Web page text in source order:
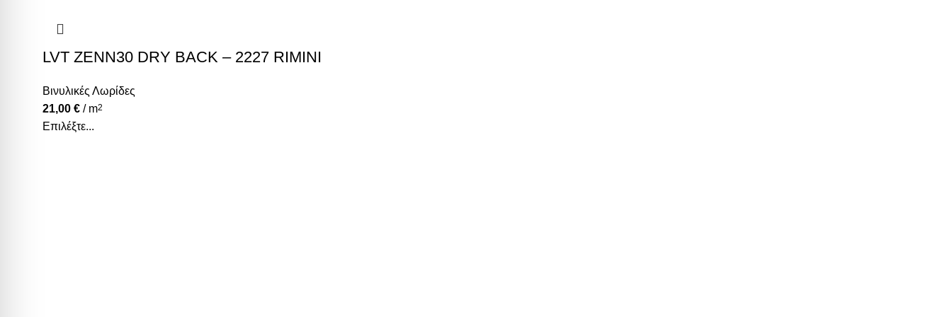
LVT ZENN30 DRY BACK – 2227 RIMINI
Βινυλικές Λωρίδες
21,00 € / m2
Επιλέξτε...